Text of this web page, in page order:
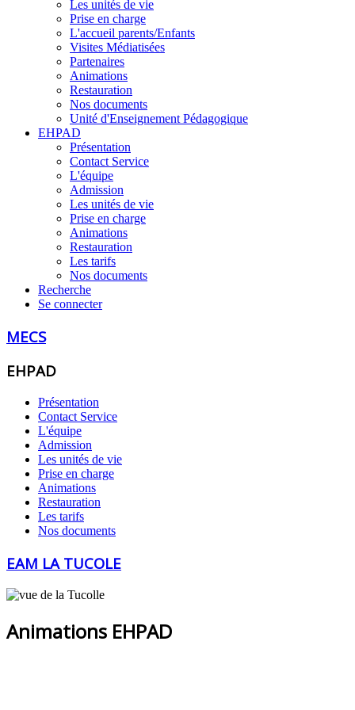
Les unités de vie
Prise en charge
L'accueil parents/Enfants
Visites Médiatisées
Partenaires
Animations
Restauration
Nos documents
Unité d'Enseignement Pédagogique
EHPAD
Présentation
Contact Service
L'équipe
Admission
Les unités de vie
Prise en charge
Animations
Restauration
Les tarifs
Nos documents
Recherche
Se connecter
MECS
EHPAD
Présentation
Contact Service
L'équipe
Admission
Les unités de vie
Prise en charge
Animations
Restauration
Les tarifs
Nos documents
EAM LA TUCOLE
Animations EHPAD